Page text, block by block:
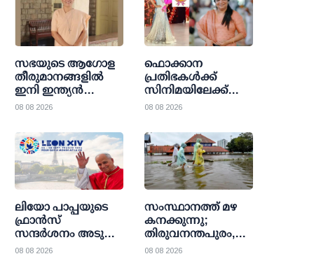
സഭയുടെ ആഗോള
തീരുമാനങ്ങളിൽ
ഇനി ഇന്ത്യൻ
സന്ന്യാസിനിയുടെ
സിസ്റ്റർ മരിയ
നിർമലിനിക്ക്
വത്തിക്കാൻ
നിയമനം
08 08 2026
ഫൊക്കാന
പ്രതിഭകള്‍ക്ക്
സിനിമയിലേക്ക്
വഴിതുറക്കുന്നു;
മലയാളി മങ്കയ്ക്കും
അവസരം
നല്‍കുമെന്ന് ഡോ.
കെ. ലിസി
ഫെര്‍ണാണ്ടസ്
08 08 2026
ലിയോ പാപ്പയുടെ
ഫ്രാൻസ്
സന്ദർശനം അടുത്ത
മാസം; ലൂർദ്
08 08 2026
സംസ്ഥാനത്ത് മഴ
കനക്കുന്നു;
തിരുവനന്തപുരം,
ഇടുക്കി ജില്ലകളിൽ
08 08 2026